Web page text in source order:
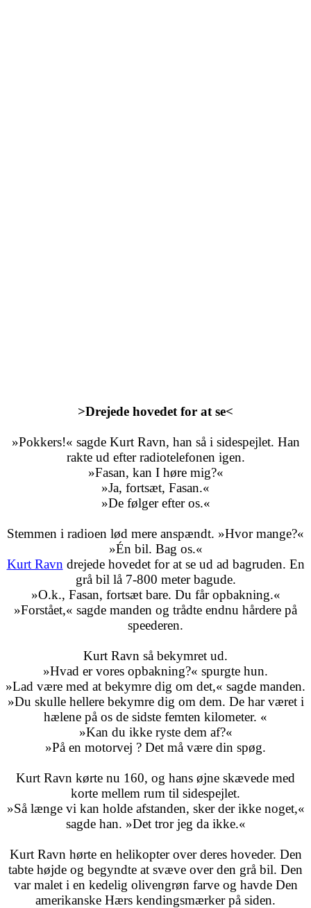
>Drejede hovedet for at se<
»Pokkers!« sagde Kurt Ravn, han så i sidespejlet. Han
rakte ud efter radiotelefonen igen.
»Fasan, kan I høre mig?«
»Ja, fortsæt, Fasan.«
»De følger efter os.«
Stemmen i radioen lød mere anspændt. »Hvor mange?«
»Én bil. Bag os.«
Kurt Ravn drejede hovedet for at se ud ad bagruden. En
grå bil lå 7-800 meter bagude.
»O.k., Fasan, fortsæt bare. Du får opbakning.«
»Forstået,« sagde manden og trådte endnu hårdere på
speederen.
Kurt Ravn så bekymret ud.
»Hvad er vores opbakning?« spurgte hun.
»Lad være med at bekymre dig om det,« sagde manden.
»Du skulle hellere bekymre dig om dem. De har været i
hælene på os de sidste femten kilometer. «
»Kan du ikke ryste dem af?«
»På en motorvej ? Det må være din spøg.
Kurt Ravn kørte nu 160, og hans øjne skævede med
korte mellem rum til sidespejlet.
»Så længe vi kan holde afstanden, sker der ikke noget,«
sagde han. »Det tror jeg da ikke.«
Kurt Ravn hørte en helikopter over deres hoveder. Den
tabte højde og begyndte at svæve over den grå bil. Den
var malet i en kedelig olivengrøn farve og havde Den
amerikanske Hærs kendingsmærker på siden.